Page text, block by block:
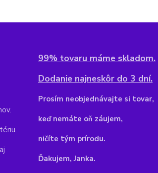
99% tovaru máme skladom.
Dodanie najneskôr do 3 dní.
Prosím neobjednávajte si tovar,
keď nemáte oň záujem,
ničíte tým prírodu.
Ďakujem, Janka.